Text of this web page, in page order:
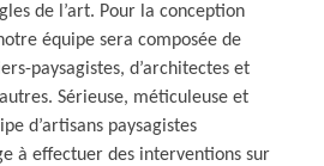
de l’art. Pour la conception
équipe sera composée de
paysagistes, d’architectes et
Sérieuse, méticuleuse et
d’artisans paysagistes
à effectuer des interventions sur